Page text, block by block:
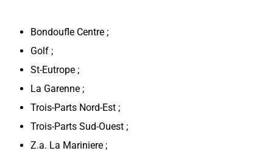
Bondoufle Centre ;
Golf ;
St-Eutrope ;
La Garenne ;
Trois-Parts Nord-Est ;
Trois-Parts Sud-Ouest ;
Z.a. La Mariniere ;